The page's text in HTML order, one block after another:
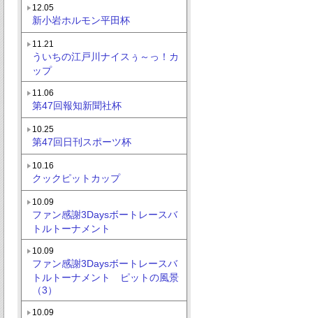
12.05
新小岩ホルモン平田杯
11.21
ういちの江戸川ナイスぅ～っ！カ
ップ
11.06
第47回報知新聞社杯
10.25
第47回日刊スポーツ杯
10.16
クックピットカップ
10.09
ファン感謝3Daysボートレースバ
トルトーナメント
10.09
ファン感謝3Daysボートレースバ
トルトーナメント ピットの風景
（3）
10.09